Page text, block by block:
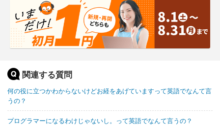
関連する質問
何の役に立つかわからないけどお経をあげていますって英語でなんて言
うの？
プログラマーになるわけじゃないし。って英語でなんて言うの？